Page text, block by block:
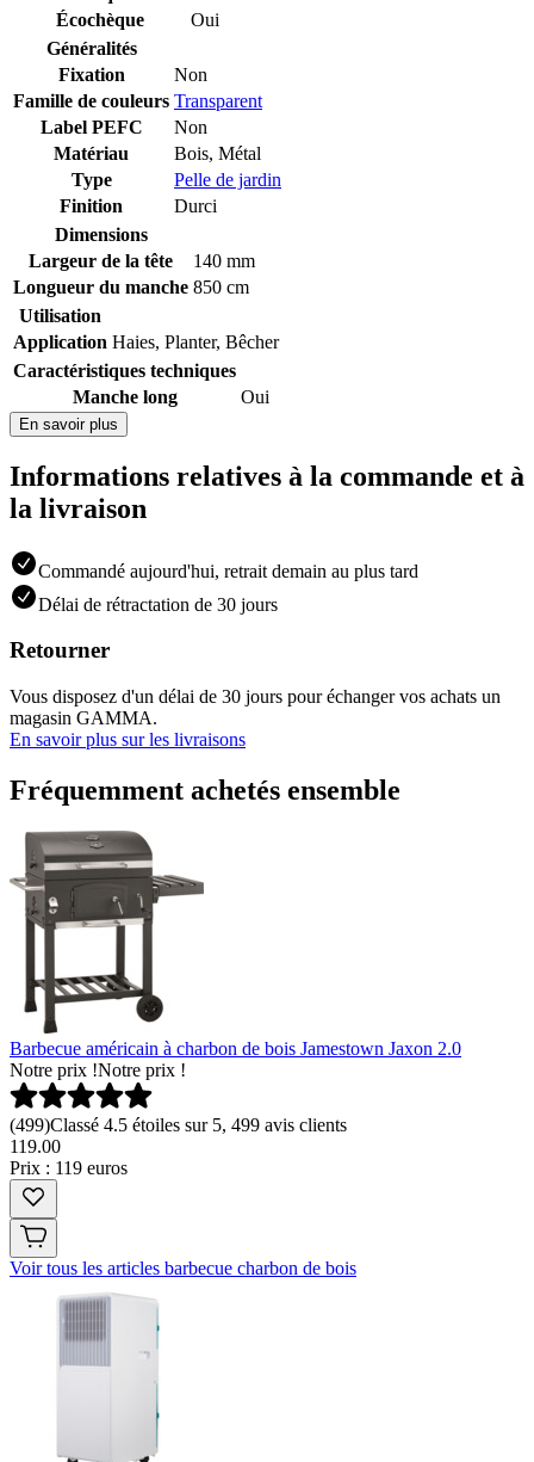
Écochèque
Oui
Généralités
Fixation
Non
Famille de couleurs Transparent
Label PEFC
Non
Matériau
Bois, Métal
Type
Pelle de jardin
Finition
Durci
Dimensions
Largeur de la tête
140 mm
Longueur du manche 850 cm
Utilisation
Application Haies, Planter, Bêcher
Caractéristiques techniques
Manche long
Oui
En savoir plus
Informations relatives à la commande et à
la livraison
Commandé aujourd'hui, retrait demain au plus tard
Délai de rétractation de 30 jours
Retourner
Vous disposez d'un délai de 30 jours pour échanger vos achats un
magasin GAMMA.
En savoir plus sur les livraisons
Fréquemment achetés ensemble
Barbecue américain à charbon de bois Jamestown Jaxon 2.0
Notre prix !Notre prix !
(499)Classé 4.5 étoiles sur 5, 499 avis clients
119.00
Prix : 119 euros
Voir tous les articles barbecue charbon de bois